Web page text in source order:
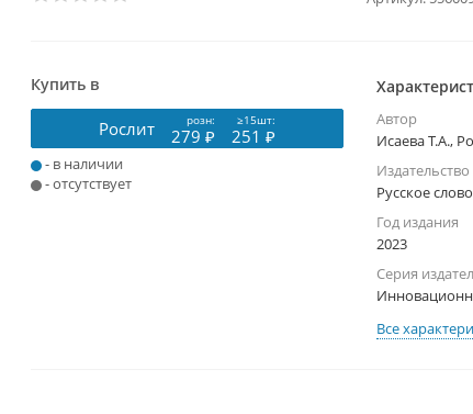
Купить в
Рослит розн: ≥15шт:
279 ₽ 251 ₽
- в наличии
- отсутствует
Автор
Исаева Т.А.,
Издательство
Русское слово
Год издания
2023
Серия
Все